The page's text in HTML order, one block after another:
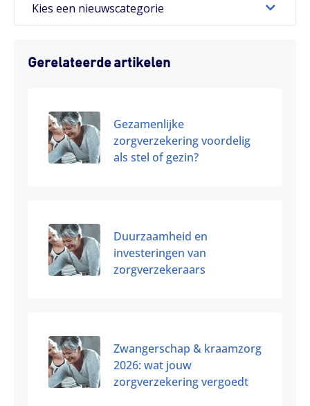
Kies een nieuwscategorie
Gerelateerde artikelen
Gezamenlijke
zorgverzekering voordelig
als stel of gezin?
Duurzaamheid en
investeringen van
zorgverzekeraars
Zwangerschap & kraamzorg
2026: wat jouw
zorgverzekering vergoedt